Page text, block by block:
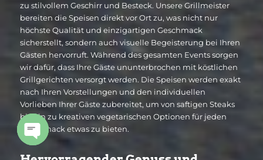
zu stilvollem Geschirr und Besteck. Unsere Grillmeister
bereiten die Speisen direkt vor Ort zu, was nicht nur
höchste Qualität und einzigartigen Geschmack
sicherstellt, sondern auch visuelle Begeisterung bei Ihren
Gästen hervorruft. Während des gesamten Events sorgen
wir dafür, dass Ihre Gäste ununterbrochen mit köstlichen
Grillgerichten versorgt werden. Die Speisen werden exakt
nach Ihren Vorstellungen und den individuellen
Vorlieben Ihrer Gäste zubereitet, um von saftigen Steaks
bis hin zu kreativen vegetarischen Optionen für jeden
Geschmack etwas zu bieten.
chaty